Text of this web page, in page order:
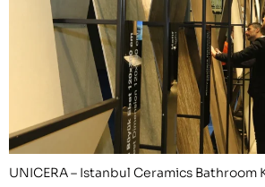
UNICERA – Istanbul Ceramics